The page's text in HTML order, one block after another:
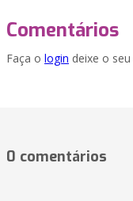
Comentários
Faça o login deixe o
0 comentários